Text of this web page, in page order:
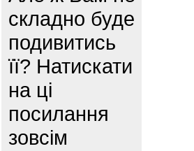
складно буде
подивитись
її? Натискати
на ці
посилання
зовсім